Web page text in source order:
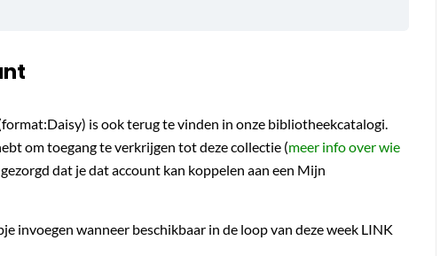
is ook terug te vinden in onze bibliotheekcatalogi.
om toegang te verkrijgen tot deze collectie (meer info over wie
dat je dat account kan koppelen aan een Mijn
invoegen wanneer beschikbaar in de loop van deze week LINK